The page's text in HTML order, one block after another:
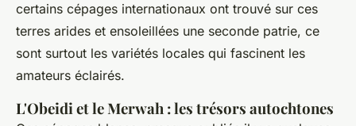
certains cépages internationaux ont trouvé sur ces
terres arides et ensoleillées une seconde patrie, ce
sont surtout les variétés locales qui fascinent les
amateurs éclairés.
L'Obeidi et le Merwah : les trésors autochtones